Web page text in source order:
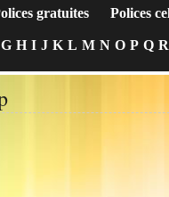
gratuites Polices
G H I J K L M N O P Q R